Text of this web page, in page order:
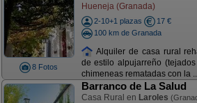
8 Fotos
Hueneja (Granada)
2-10+1 plazas
17 €
100 km de Granada
Alquiler de casa rural
de estilo alpujarreño
chimeneas rematadas con la
Barranco de La Salud
Casa Rural en Laroles